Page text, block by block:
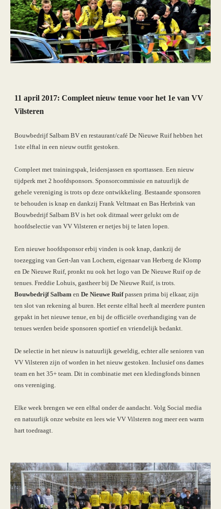
11 april 2017: Compleet nieuw tenue voor het 1e van VV
Vilsteren
Bouwbedrijf Salbam BV en restaurant/café De Nieuwe Ruif hebben het
1ste elftal in een nieuw outfit gestoken.
Compleet met trainingspak, leidersjassen en sporttassen. Een nieuw
tijdperk met 2 hoofdsponsors. Sponsorcommissie en natuurlijk de
gehele vereniging is trots op deze ontwikkeling. Bestaande sponsoren
te behouden is knap en dankzij Frank Veltmaat en Bas Herbrink van
Bouwbedrijf Salbam BV is het ook ditmaal weer gelukt om de
hoofdselectie van VV Vilsteren er netjes bij te laten lopen.
Een nieuwe hoofdsponsor erbij vinden is ook knap, dankzij de
toezegging van Gert-Jan van Lochem, eigenaar van Herberg de Klomp
en De Nieuwe Ruif, pronkt nu ook het logo van De Nieuwe Ruif op de
tenues. Freddie Lohuis, gastheer bij De Nieuwe Ruif, is trots.
Bouwbedrijf Salbam en De Nieuwe Ruif passen prima bij elkaar, zijn
ten slot van rekening al buren. Het eerste elftal heeft al meerdere punten
gepakt in het nieuwe tenue, en bij de officiële overhandiging van de
tenues werden beide sponsoren sportief en vriendelijk bedankt.
De selectie in het nieuw is natuurlijk geweldig, echter alle senioren van
VV Vilsteren zijn of worden in het nieuw gestoken. Inclusief ons dames
team en het 35+ team. Dit in combinatie met een kledingfonds binnen
ons vereniging.
Elke week brengen we een elftal onder de aandacht. Volg Social media
en natuurlijk onze website en lees wie VV Vilsteren nog meer een warm
hart toedraagt.